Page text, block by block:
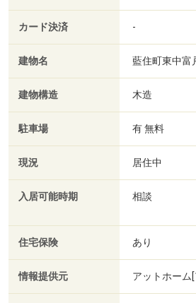
カード決済 -
建物名 藍住町東中富
建物構造 木造
駐車場 有 無料
現況 居住中
入居可能時期 相談
住宅保険 あり
情報提供元 アットホーム